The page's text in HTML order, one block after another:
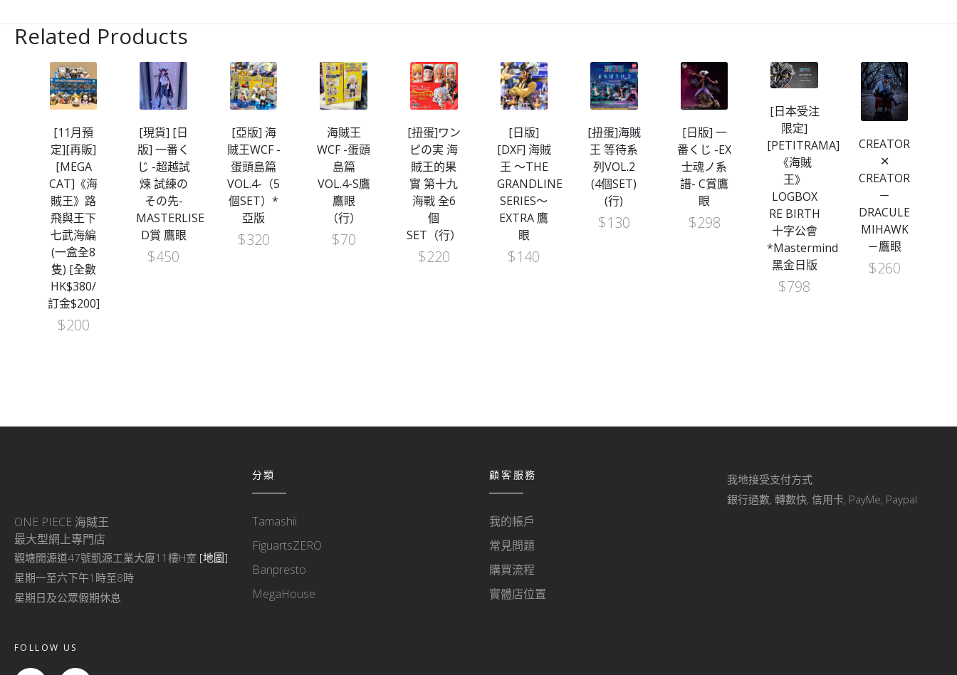
Related Products
[11月預
定][再販]
[MEGA
CAT]《海
賊王》路
飛與王下
七武海編
(一盒全8
隻) [全數
HK$380/
訂金$200]
$200
[現貨] [日
版] 一番く
じ -超越試
煉 試練の
その先-
MASTERLISE
D賞 鷹眼
$450
[亞版] 海
賊王WCF -
蛋頭島篇
VOL.4-（5
個SET）*
亞版
$320
海賊王
WCF -蛋頭
島篇
VOL.4-S鷹
鷹眼
（行）
$70
[扭蛋]ワン
ピの実 海
賊王的果
實 第十九
海戰 全6
個
SET（行）
$220
[日版]
[DXF] 海賊
王 ～THE
GRANDLINE
SERIES～
EXTRA 鷹
眼
$140
[扭蛋]海賊
王 等待系
列VOL.2
(4個SET)
(行)
$130
[日版] 一
番くじ -EX
士魂ノ系
譜- C賞鷹
眼
$298
[日本受注
限定]
[PETITRAMA]
《海賊
王》
LOGBOX
RE BIRTH
十字公會
*Mastermind
黑金日版
$798
CREATOR
✕
CREATOR
－
DRACULE
MIHAWK
－鷹眼
$260
ONE PIECE 海賊王
最大型網上專門店
觀塘開源道47號凱源工業大廈11樓H室 [地圖]
星期一至六下午1時至8時
星期日及公眾假期休息
FOLLOW US
分類
Tamashii
FiguartsZERO
Banpresto
MegaHouse
顧客服務
我的帳戶
常見問題
購買流程
實體店位置
我地接受支付方式
銀行過數, 轉數快, 信用卡, PayMe, Paypal